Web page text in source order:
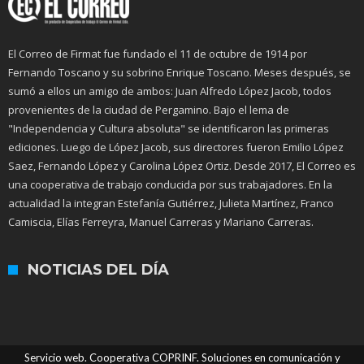
El Correo de Firmat fue fundado el 11 de octubre de 1914 por
Fernando Toscano y su sobrino Enrique Toscano. Meses después, se
sumó a ellos un amigo de ambos: Juan Alfredo López Jacob, todos
provenientes de la ciudad de Pergamino. Bajo el lema de
"Independencia y Cultura absoluta" se identificaron las primeras
ediciones. Luego de López Jacob, sus directores fueron Emilio López
Saez, Fernando López y Carolina López Ortiz. Desde 2017, El Correo es
una cooperativa de trabajo conducida por sus trabajadores. En la
actualidad la integran Estefanía Gutiérrez, Julieta Martínez, Franco
Camiscia, Elías Ferreyra, Manuel Carreras y Mariano Carreras.
NOTICIAS DEL DÍA
Servicio web. Cooperativa COPRINF. Soluciones en comunicación y